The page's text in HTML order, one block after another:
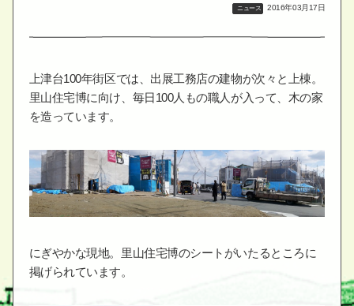
ニュース 2016年03月17日
上津台100年街区では、出展工務店の建物が次々と上棟。
里山住宅博に向け、毎日100人もの職人が入って、木の家
を造っています。
にぎやかな現地。里山住宅博のシートがいたるところに
掲げられています。